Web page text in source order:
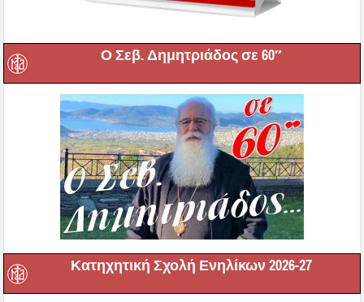
Ο Σεβ. Δημητριάδος σε 60″
Κατηχητική Σχολή Ενηλίκων 2026-27